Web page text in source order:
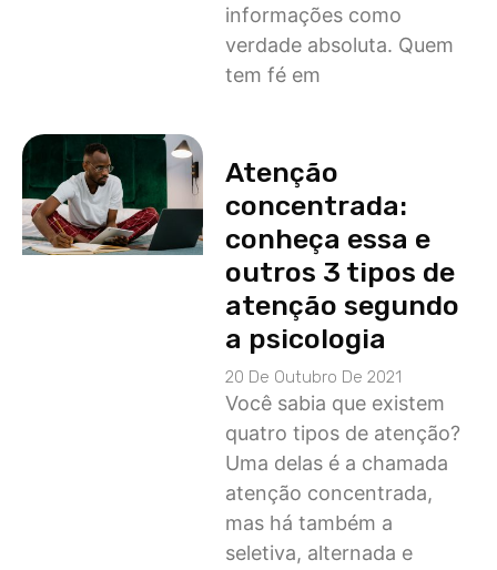
informações como
verdade absoluta. Quem
tem fé em
Atenção
concentrada:
conheça essa e
outros 3 tipos de
atenção segundo
a psicologia
20 De Outubro De 2021
Você sabia que existem
quatro tipos de atenção?
Uma delas é a chamada
atenção concentrada,
mas há também a
seletiva, alternada e